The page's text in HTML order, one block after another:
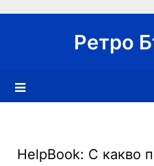
Ретро
HelpBook: С какво